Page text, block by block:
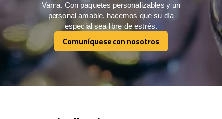
Varna. Con paquetes personalizables y un
personal amable, hacemos que su día
especial sea libre de estrés.
Comuníquese con nosotros
Comuníquese con nosotros